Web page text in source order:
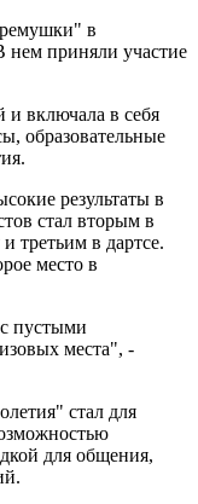
в
нем приняли участие
включала в себя
образовательные
результаты в
стал вторым в
третьим в дартсе.
место в
пустыми
места", -
стал для
для общения,